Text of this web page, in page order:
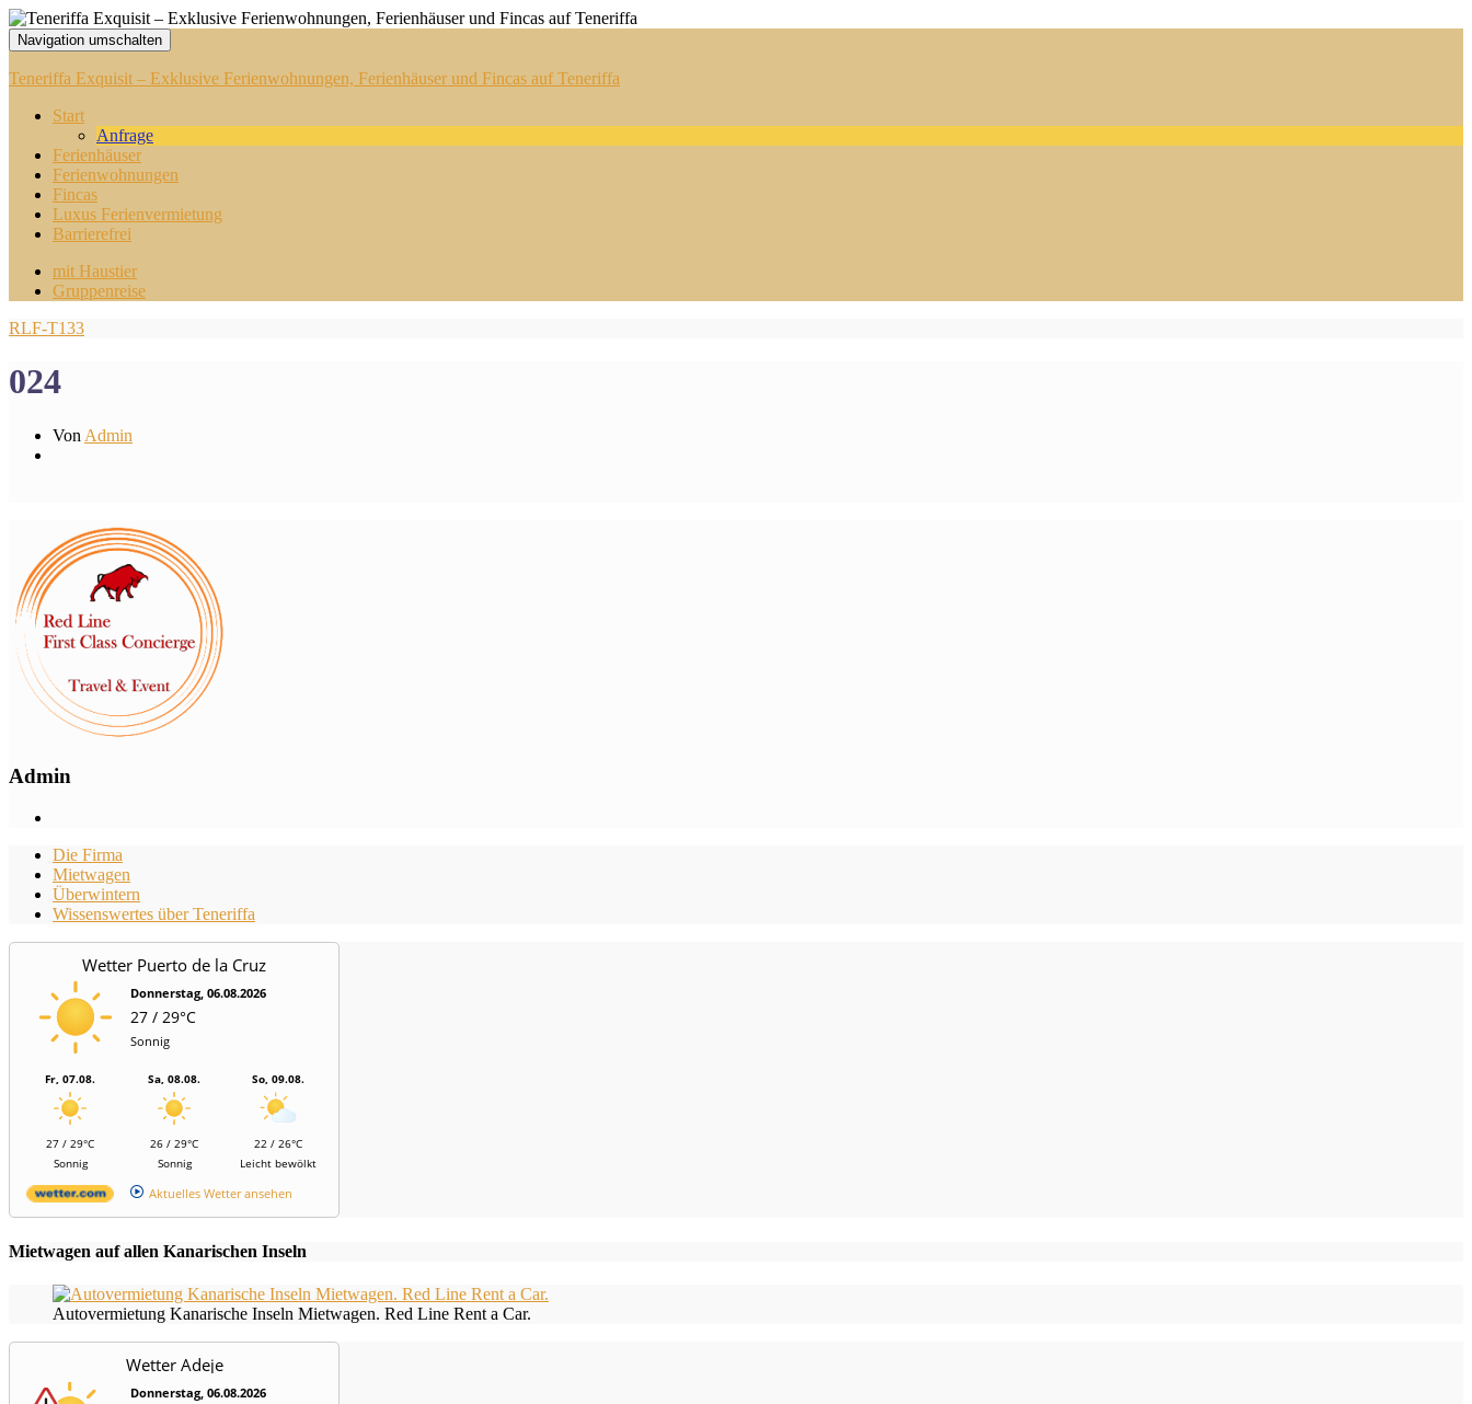
Navigation umschalten
Teneriffa Exquisit – Exklusive Ferienwohnungen, Ferienhäuser und Fincas auf Teneriffa
Start
Anfrage
Ferienhäuser
Ferienwohnungen
Fincas
Luxus Ferienvermietung
Barrierefrei
mit Haustier
Gruppenreise
RLF-T133
024
Von Admin
Admin
Die Firma
Mietwagen
Überwintern
Wissenswertes über Teneriffa
Wetter Puerto de la Cruz
Donnerstag, 06.08.2026
27 / 29°C
Sonnig
Fr, 07.08.
27 / 29°C
Sonnig
Sa, 08.08.
26 / 29°C
Sonnig
So, 09.08.
22 / 26°C
Leicht bewölkt
Aktuelles Wetter ansehen
Mietwagen auf allen Kanarischen Inseln
Autovermietung Kanarische Inseln Mietwagen. Red Line Rent a Car.
Wetter Adeje
Donnerstag, 06.08.2026